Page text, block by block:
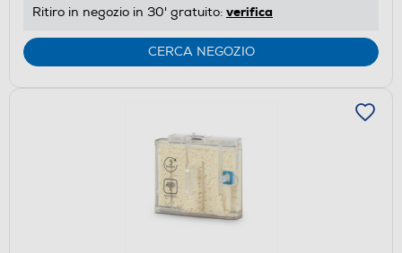
Ritiro in negozio in 30' gratuito: verifica
CERCA NEGOZIO